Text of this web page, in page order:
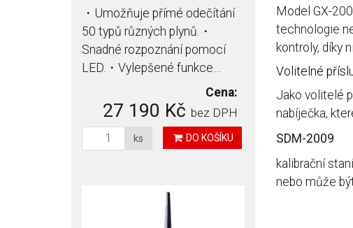
Model GX-
technologie
kontroly, díky
Volitelné
Jako volitelé
nabíječka,
SDM-2009
kalibrační
nebo může
・Umožňuje přímé odečítání
50 typů různých plynů.・
Snadné rozpoznání pomocí
LED.・Vylepšené funkce…
Cena:
27 190 Kč bez DPH
ks DO KOŠÍKU